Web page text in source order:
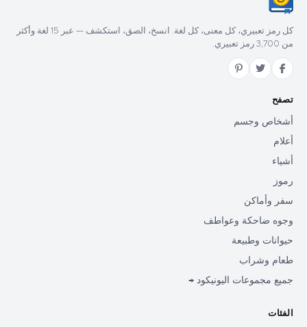
كل رمز تعبيري، كل معنى، كل لغة. انسخ، الصق، استكشف — عبر 15 لغة وأكثر
من 3,700 رمز تعبيري.
تصفح
أشخاص وجسم
أعلام
أشياء
رموز
سفر وأماكن
وجوه ضاحكة وعواطف
حيوانات وطبيعة
طعام وشراب
جميع مجموعات اليونيكود →
الفئات